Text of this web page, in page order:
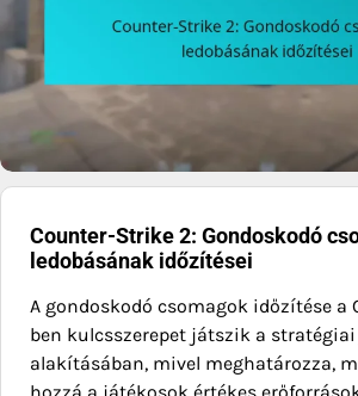
Counter-Strike 2: Gondoskodó
ledobásának időzítései
A gondoskodó csomagok időzítése a
ben kulcsszerepet játszik a
alakításában, mivel meghatározza,